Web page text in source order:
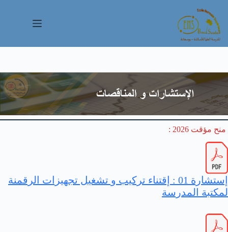
المحتوى
منح مؤقت 2026 :
إستشارة 01 : إقتناء تركيب و تشغيل تجهيزات الرقمنة
لمكتبة المدرسة